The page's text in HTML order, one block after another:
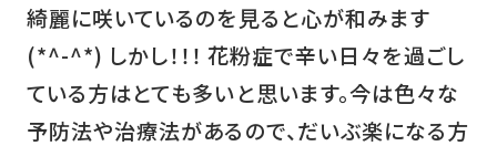
綺麗に咲いているのを見ると心が和みます
(*^-^*) しかし！！！ 花粉症で辛い日々を過ごし
ている方はとても多いと思います。今は色々な
予防法や治療法があるので、だいぶ楽になる方